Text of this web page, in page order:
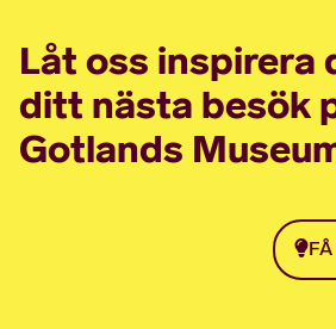
Låt oss inspirera
ditt nästa besök
Gotlands